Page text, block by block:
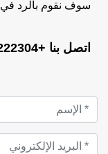
سوف نقوم بالرد
اتصل بنا +97455222304